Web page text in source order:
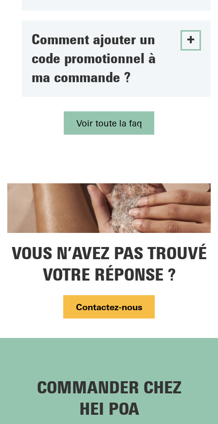
Comment ajouter un
code promotionnel à
ma commande ?
Voir toute la faq
VOUS N’AVEZ PAS TROUVÉ
VOTRE RÉPONSE ?
Contactez-nous
COMMANDER CHEZ
HEI POA